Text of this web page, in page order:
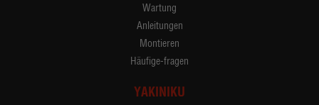
Wartung
Anleitungen
Montieren
Häufige-fragen
YAKINIKU